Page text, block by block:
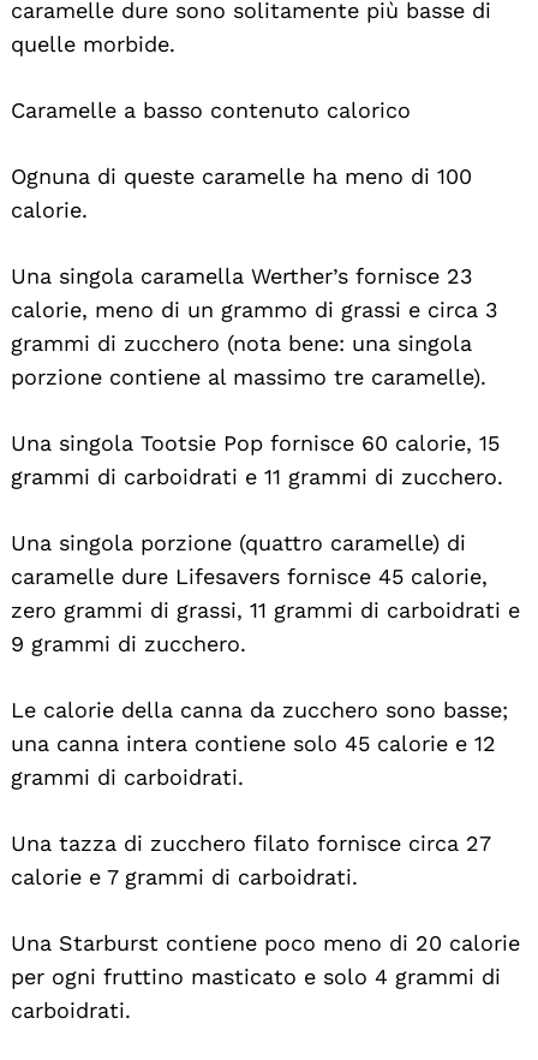
caramelle dure sono solitamente più basse di
quelle morbide.
Caramelle a basso contenuto calorico
Ognuna di queste caramelle ha meno di 100
calorie.
Una singola caramella Werther’s fornisce 23
calorie, meno di un grammo di grassi e circa 3
grammi di zucchero (nota bene: una singola
porzione contiene al massimo tre caramelle).
Una singola Tootsie Pop fornisce 60 calorie, 15
grammi di carboidrati e 11 grammi di zucchero.
Una singola porzione (quattro caramelle) di
caramelle dure Lifesavers fornisce 45 calorie,
zero grammi di grassi, 11 grammi di carboidrati e
9 grammi di zucchero.
Le calorie della canna da zucchero sono basse;
una canna intera contiene solo 45 calorie e 12
grammi di carboidrati.
Una tazza di zucchero filato fornisce circa 27
calorie e 7 grammi di carboidrati.
Una Starburst contiene poco meno di 20 calorie
per ogni fruttino masticato e solo 4 grammi di
carboidrati.